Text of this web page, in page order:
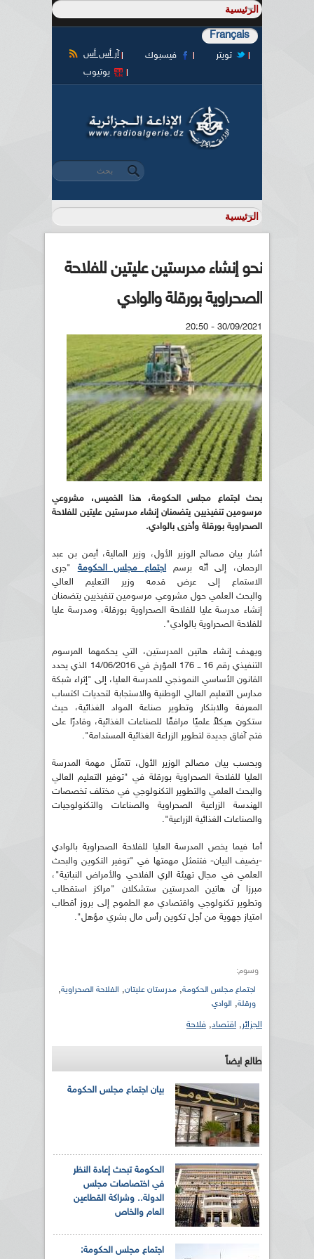
Français
آر أس أس فيسبوك
تويتر
يوتيوب
استمارة البحث
‏بحث ‏
نحو إنشاء مدرستين عليتين للفلاحة
الصحراوية بورقلة والوادي
30/09/2021 - 20:50
بحث اجتماع مجلس الحكومة، هذا الخميس، مشروعي
مرسومين تنفيذيين يتضمنان إنشاء مدرستين عليتين للفلاحة
الصحراوية بورقلة وأخرى بالوادي.
أشار بيان مصالح الوزير الأول، وزير المالية، أيمن بن عبد
الرحمان، إلى أنّه برسم اجتماع مجلس الحكومة "جرى
الاستماع إلى عرض قدمه وزير التعليم العالي
والبحث العلمي حول مشروعي مرسومين تنفيذيين يتضمنان
إنشاء مدرسة عليا للفلاحة الصحراوية بورقلة، ومدرسة عليا
للفلاحة الصحراوية بالوادي".
ويهدف إنشاء هاتين المدرستين، التي يحكمهما المرسوم
التنفيذي رقم 16 ــ 176 المؤرخ في 14/06/2016 الذي يحدد
القانون الأساسي النموذجي للمدرسة العليا، إلى "إثراء شبكة
مدارس التعليم العالي الوطنية والاستجابة لتحديات اكتساب
المعرفة والابتكار وتطوير صناعة المواد الغذائية، حيث
ستكون هيكلاً علميًا مرافقًا للصناعات الغذائية، وقادرًا على
فتح آفاق جديدة لتطوير الزراعة الغذائية المستدامة".
وبحسب بيان مصالح الوزير الأول، تتمثّل مهمة المدرسة
العليا للفلاحة الصحراوية بورقلة في "توفير التعليم العالي
والبحث العلمي والتطوير التكنولوجي في مختلف تخصصات
الهندسة الزراعية الصحراوية والصناعات والتكنولوجيات
والصناعات الغذائية الزراعية".
أما فيما يخص المدرسة العليا للفلاحة الصحراوية بالوادي
-يضيف البيان- فتتمثل مهمتها في "توفير التكوين والبحث
العلمي في مجال تهيئة الري الفلاحي والأمراض النباتية"،
مبرزا أن هاتين المدرستين ستشكلان "مراكز استقطاب
وتطوير تكنولوجي واقتصادي مع الطموح إلى بروز أقطاب
امتياز جهوية من أجل تكوين رأس مال بشري مؤهل".
وسوم:
اجتماع مجلس الحكومة, مدرستان عليتان, الفلاحة الصحراوية,
ورقلة, الوادي
الجزائر, اقتصاد, فلاحة
طالع ايضاً
بيان اجتماع مجلس الحكومة
الحكومة تبحث إعادة النظر
في اختصاصات مجلس
الدولة.. وشراكة القطاعين
العام والخاص
اجتماع مجلس الحكومة: